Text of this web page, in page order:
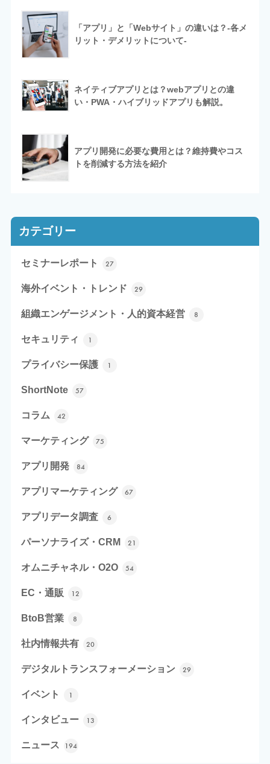
「アプリ」と「Webサイト」の違いは？-各メ
リット・デメリットについて-
ネイティブアプリとは？webアプリとの違
い・PWA・ハイブリッドアプリも解説。
アプリ開発に必要な費用とは？維持費やコス
トを削減する方法を紹介
カテゴリー
セミナーレポート 27
海外イベント・トレンド 29
組織エンゲージメント・人的資本経営 8
セキュリティ 1
プライバシー保護 1
ShortNote 57
コラム 42
マーケティング 75
アプリ開発 84
アプリマーケティング 67
アプリデータ調査 6
パーソナライズ・CRM 21
オムニチャネル・O2O 54
EC・通販 12
BtoB営業 8
社内情報共有 20
デジタルトランスフォーメーション 29
イベント 1
インタビュー 13
ニュース 194